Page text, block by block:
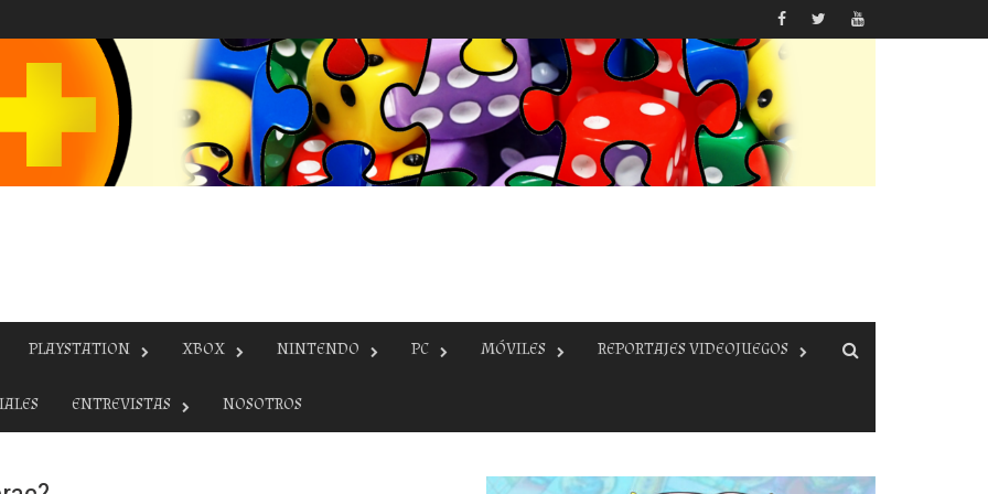
PLAYSTATION XBOX NINTENDO PC MÓVILES REPORTAJES VIDEOJUEGOS
ENTREVISTAS NOSOTROS